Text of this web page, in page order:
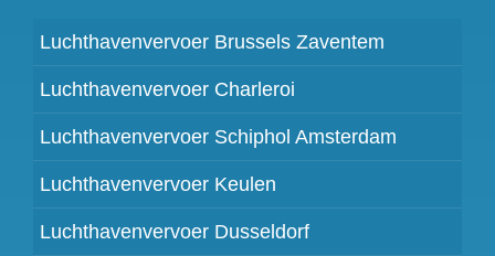
Luchthavenvervoer Brussels Zaventem
Luchthavenvervoer Charleroi
Luchthavenvervoer Schiphol Amsterdam
Luchthavenvervoer Keulen
Luchthavenvervoer Dusseldorf